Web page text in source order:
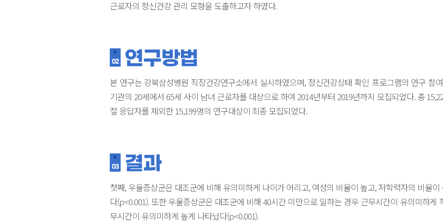
근로자의 정신건강 관리 모형을 도출하고자 하였다.
02 연구방법
본 연구는 강북삼성병원 직장건강연구소에서 실시하였으며, 정신건강상태 확인 프로그램의 연구 참
기관의 20세에서 65세 사이 남녀 근로자를 대상으로 하여 2014년부터 2019년까지 모집되었다. 총
절 응답자를 제외한 15,199명의 연구대상이 최종 모집되었다.
03 결과
첫째, 우울증상군은 대조군에 비해 유의미하게 나이가 어리고, 여성의 비율이 높고, 저학력자의 비율
다(p<0.001). 또한 우울증상군은 대조군에 비해 40시간 미만으로 일하는 경우 근무시간이 유의미하게
무시간이 유의미하게 높게 나타났다(p<0.001).